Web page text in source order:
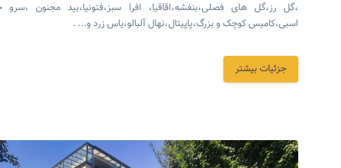
،گل رز،گل های فصلی،بنفشه،اقاقیا، افرا سبز،فتونیا،بید مجنون ،سرو
اسبی،کامیس کوچک و بزرگ،پاپیتال،نهال آلبالو،یاس زرد و... .
جزئیات بیشتر